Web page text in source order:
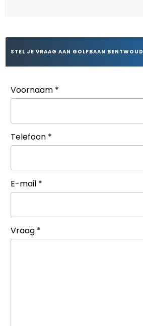
STEL JE VRAAG AAN GOLFBAAN BENTWOUD
Voornaam *
Telefoon *
E-mail *
Vraag *